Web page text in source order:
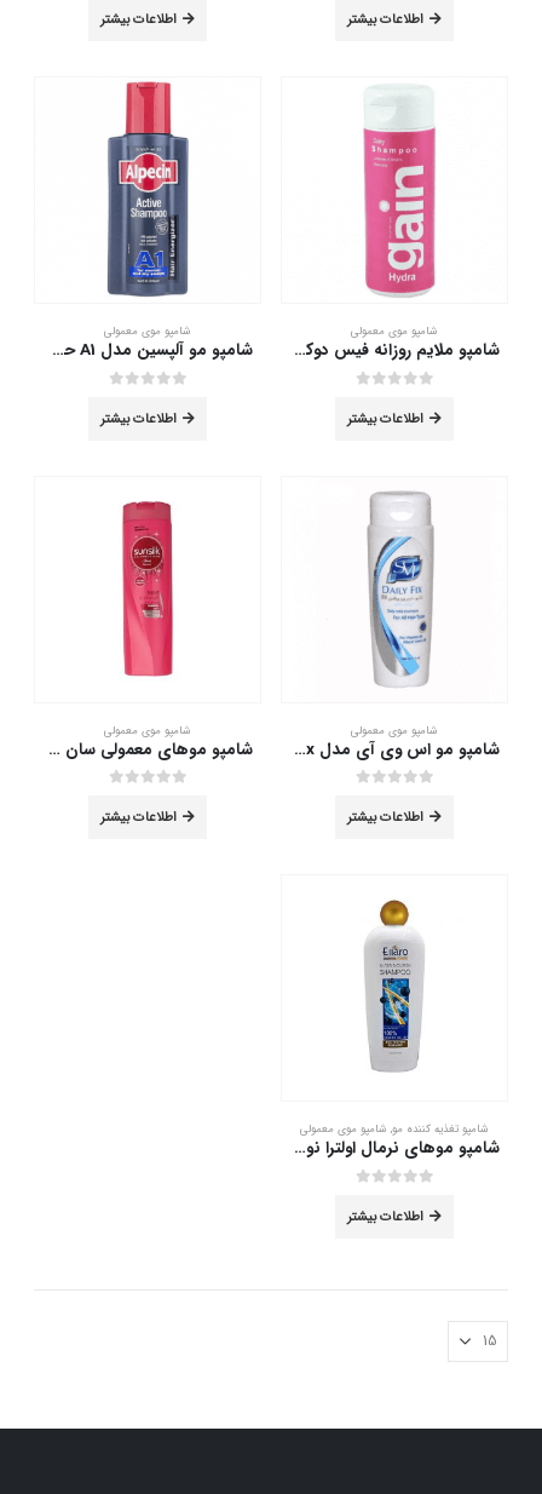
اطلاعات بیشتر اطلاعات بیشتر
شامپو موی معمولی
شامپو ملایم روزانه فیس دوکس مدل Hydra حجم 200 میلی لیتر
اطلاعات بیشتر
شامپو موی معمولی
شامپو مو آلپسین مدل A1 حجم 250 میلی لیتر
اطلاعات بیشتر
شامپو موی معمولی
شامپو مو اس وی آی مدل Daily fix حجم 200 ميلی ليتر
اطلاعات بیشتر
شامپو موی معمولی
شامپو موهای معمولی سان سیلک 350 میلی لیتر
اطلاعات بیشتر
شامپو تغذیه کننده مو, شامپو موی معمولی
شامپو موهای نرمال اولترا نوریش الارو 400 میلی لیتر
اطلاعات بیشتر